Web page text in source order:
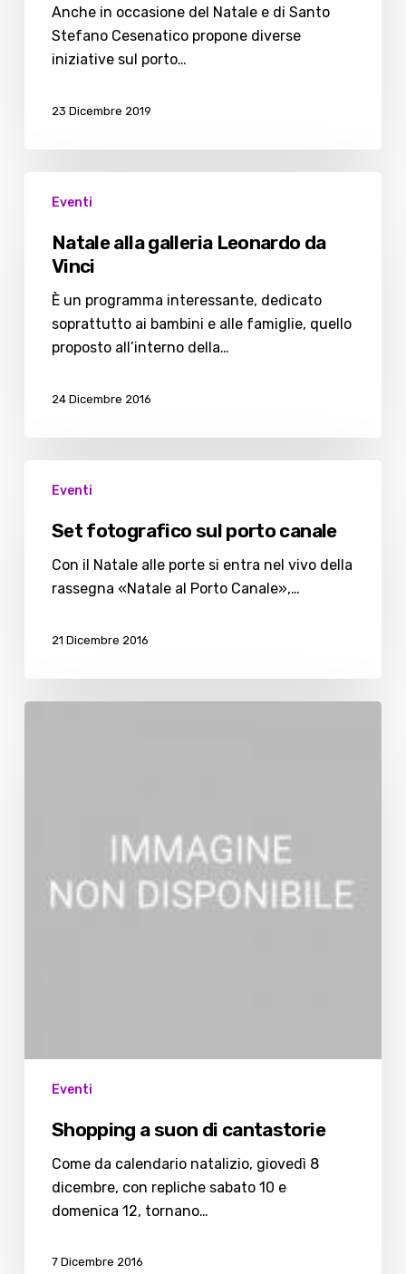
Anche in occasione del Natale e di Santo
Stefano Cesenatico propone diverse
iniziative sul porto…
23 Dicembre 2019
Leonardo
Vinci
Eventi
Natale alla galleria Leonardo da
Vinci
È un programma interessante, dedicato
soprattutto ai bambini e alle famiglie, quello
proposto all’interno della…
24 Dicembre 2016
fotografico
porto
canale
Eventi
Set fotografico sul porto canale
Con il Natale alle porte si entra nel vivo della
rassegna «Natale al Porto Canale»,…
21 Dicembre 2016
Eventi
Shopping a suon di cantastorie
Come da calendario natalizio, giovedì 8
dicembre, con repliche sabato 10 e
domenica 12, tornano…
7 Dicembre 2016